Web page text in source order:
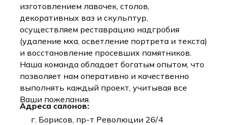
изготовлением лавочек, столов,
декоративных ваз и скульптур,
осуществляем реставрацию надгробия
(удаление мха, осветление портрета и текста)
и восстановление просевших памятников.
Наша команда обладает богатым опытом, что
позволяет нам оперативно и качественно
выполнять каждый проект, учитывая все
Ваши пожелания.
Адреса салонов:
г. Борисов, пр-т Революции 26/4